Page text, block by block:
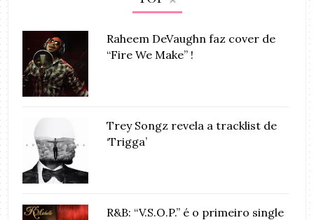
Raheem DeVaughn faz cover de
“Fire We Make” !
Trey Songz revela a tracklist de
‘Trigga’
R&B: “V.S.O.P.” é o primeiro single